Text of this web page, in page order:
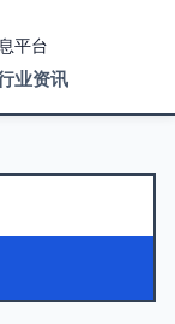
平台
业资讯